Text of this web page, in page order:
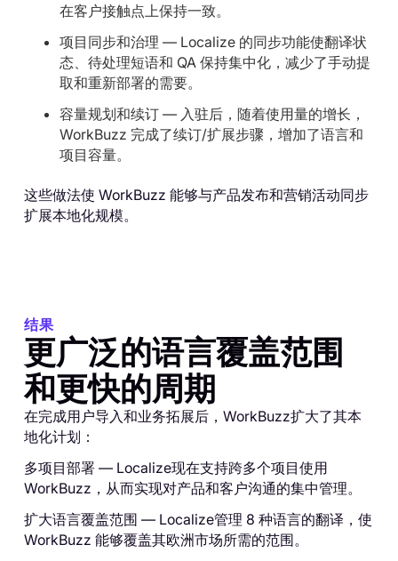
在客户接触点上保持一致。
项目同步和治理 — Localize 的同步功能使翻译状
态、待处理短语和 QA 保持集中化，减少了手动提
取和重新部署的需要。
容量规划和续订 — 入驻后，随着使用量的增长，
WorkBuzz 完成了续订/扩展步骤，增加了语言和
项目容量。
这些做法使 WorkBuzz 能够与产品发布和营销活动同步
扩展本地化规模。
结果
更广泛的语言覆盖范围
和更快的周期
在完成用户导入和业务拓展后，WorkBuzz扩大了其本
地化计划：
多项目部署 — Localize现在支持跨多个项目使用
WorkBuzz，从而实现对产品和客户沟通的集中管理。
扩大语言覆盖范围 — Localize管理 8 种语言的翻译，使
WorkBuzz 能够覆盖其欧洲市场所需的范围。